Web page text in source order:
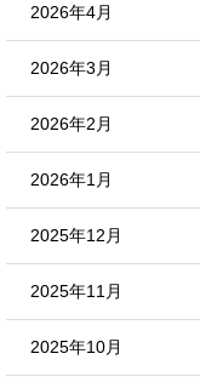
2026年4月
2026年3月
2026年2月
2026年1月
2025年12月
2025年11月
2025年10月